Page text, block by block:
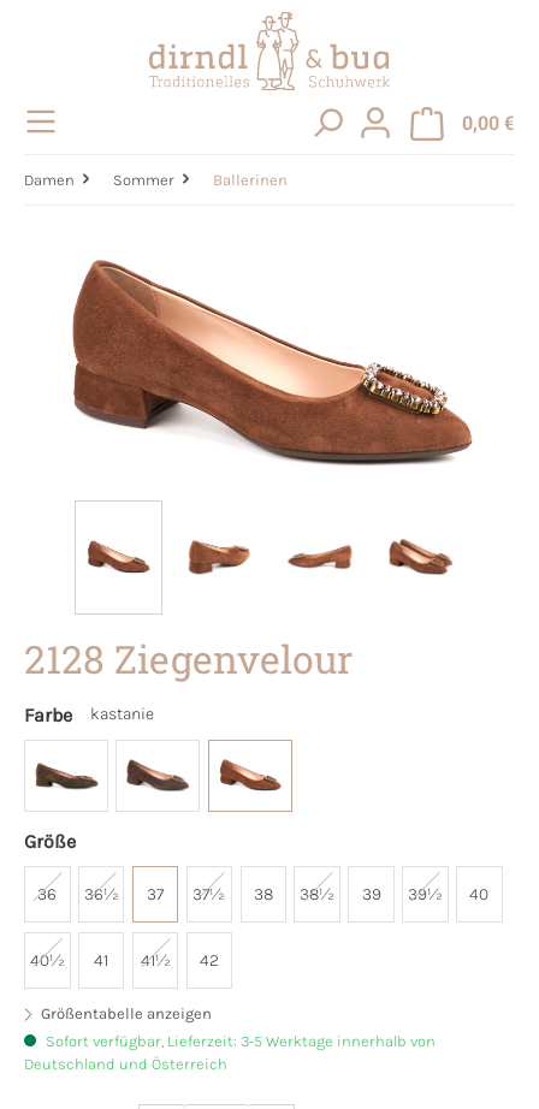
0,00 €
Damen Sommer Ballerinen
2128 Ziegenvelour
Farbe kastanie
Größe
36 36½ 37 37½ 38 38½ 39 39½ 40
40½ 41 41½ 42
Größentabelle anzeigen
Sofort verfügbar, Lieferzeit: 3-5 Werktage innerhalb von
Deutschland und Österreich